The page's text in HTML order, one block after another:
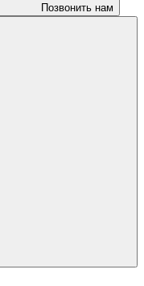
Позвонить нам